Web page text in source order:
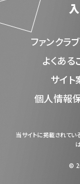
ファンクラ
よくある
サイト
個人情報
当サイトに掲載されてい
©